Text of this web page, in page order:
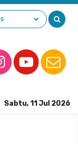
Sabtu, 11 Jul 2026